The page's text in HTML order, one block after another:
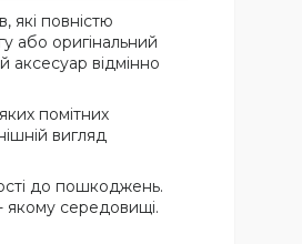
які повністю
або оригінальний
відмінно
помітних
вигляд
до пошкоджень.
якому середовищі.